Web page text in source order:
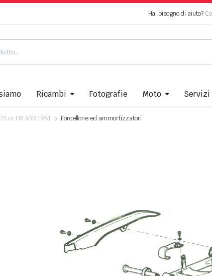
Hai bisogno di aiuto?
Ricambi Fotografie Moto Servizi
cc FM 400 1981 Forcellone ed ammortizzatori